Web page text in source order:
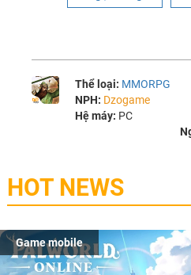
Thể loại: MMORPG
NPH: Dzogame
Hệ máy: PC
HOT NEWS
Game mobile